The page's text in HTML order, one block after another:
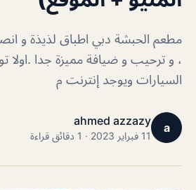
مطعم الحبشة دبي اطباق لذيذة و
، و ترحيب و ضيافة مميزة جدا
السيارات ويوجد إنترنت م
a
ahmed azzazy
11 فبراير 2023 · 1 دقائق قراءة